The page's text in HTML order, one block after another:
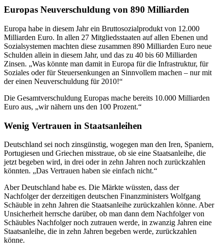
Europas Neuverschuldung von 890 Milliarden
Europa habe in diesem Jahr ein Bruttosozialprodukt von 12.000
Milliarden Euro. In allen 27 Mitgliedsstaaten auf allen Ebenen und
Sozialsystemen machten diese zusammen 890 Milliarden Euro neue
Schulden allein in diesem Jahr, und das zu 40 bis 60 Milliarden
Zinsen. „Was könnte man damit in Europa für die Infrastruktur, für
Soziales oder für Steuersenkungen an Sinnvollem machen – nur mit
der einen Neuverschuldung für 2010!“
Die Gesamtverschuldung Europas mache bereits 10.000 Milliarden
Euro aus, „wir nähern uns den 100 Prozent.“
Wenig Vertrauen in Staatsanleihen
Deutschland sei noch zinsgünstig, wogegen man den Iren, Spaniern,
Portugiesen und Griechen misstraue, ob sie eine Staatsanleihe, die
jetzt begeben wird, in drei oder in zehn Jahren noch zurückzahlen
könnten. „Das Vertrauen haben sie einfach nicht.“
Aber Deutschland habe es. Die Märkte wüssten, dass der
Nachfolger der derzeitigen deutschen Finanzministers Wolfgang
Schäuble in zehn Jahren die Staatsanleihe zurückzahlen könne. Aber
Unsicherheit herrsche darüber, ob man dann dem Nachfolger von
Schäubles Nachfolger noch zutrauen werde, in zwanzig Jahren eine
Staatsanleihe, die in zehn Jahren begeben werde, zurückzahlen
könne.